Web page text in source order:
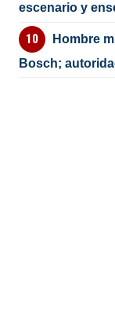
escenario y
Hombre
Bosch;